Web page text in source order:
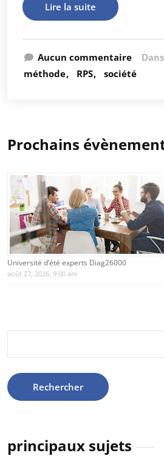
Lire la suite
Aucun commentaire Dans
méthode
RPS société
Prochains
Université d’été experts Diag26000
août 27, 2026, 9:00 am
principaux sujets